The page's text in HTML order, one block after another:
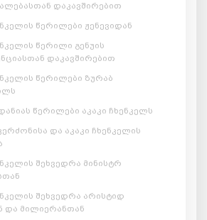
დაკავშირებით
წერილები ჟენევიდან
წერილი გენუის
დაკავშირებით
წერილები ზურაბ
წერილები აკაკი ჩხენკელს
და აკაკი ჩხენკელის
შეხვედრა მინისტრ
შეხვედრა არისტიდ
და მილიერანთან